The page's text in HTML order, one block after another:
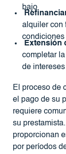
bajo
alquiler con
condiciones
Extensión
completar
de
El proceso de
el pago de su
requiere
su
proporcionan
por períodos